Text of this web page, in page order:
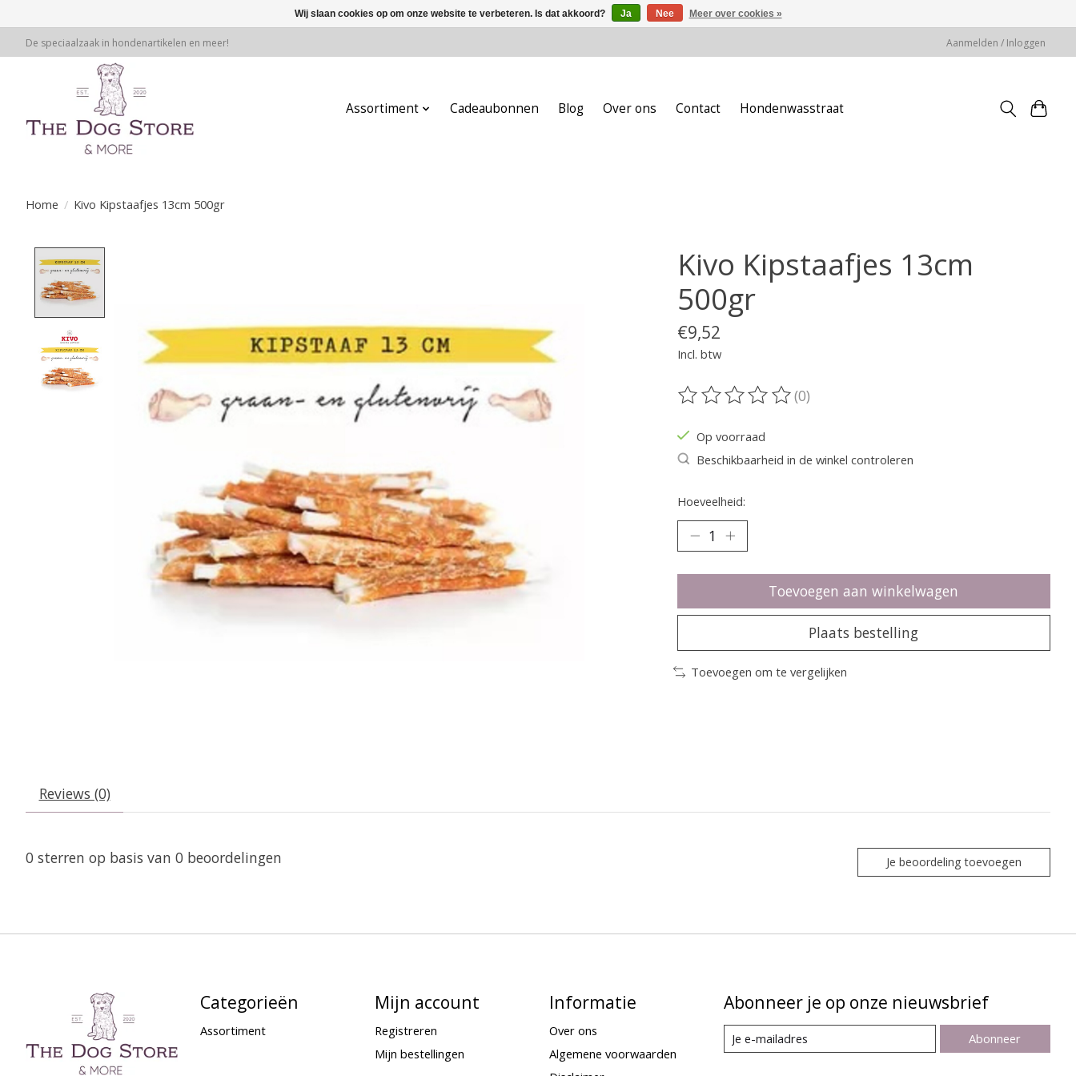
De speciaalzaak in hondenartikelen en meer! Aanmelden / Inloggen
Assortiment Cadeaubonnen Blog Over ons Contact Hondenwasstraat
Home / Kivo Kipstaafjes 13cm 500gr
Kivo Kipstaafjes 13cm
500gr
€9,52
Incl. btw
De beoordeling van dit product is
(0)
Op voorraad
Beschikbaarheid in de winkel controleren
Hoeveelheid:
Toevoegen aan winkelwagen
Plaats bestelling
Toevoegen om te vergelijken
Reviews (0)
0 sterren op basis van 0 beoordelingen Je beoordeling toevoegen
Categorieën
Assortiment
Mijn account
Registreren
Mijn bestellingen
Informatie
Over ons
Algemene voorwaarden
Abonneer je op onze nieuwsbrief
Abonneer
Wij slaan cookies op om onze website te verbeteren. Is dat akkoord? Ja Nee Meer over cookies »